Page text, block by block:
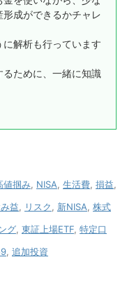
成ができるかチャレ
解析も行っています
ために、一緒に知識
値掴み NISA 生活費 損益
益 リスク 新NISA 株式
グ 東証上場ETF 特定口
追加投資